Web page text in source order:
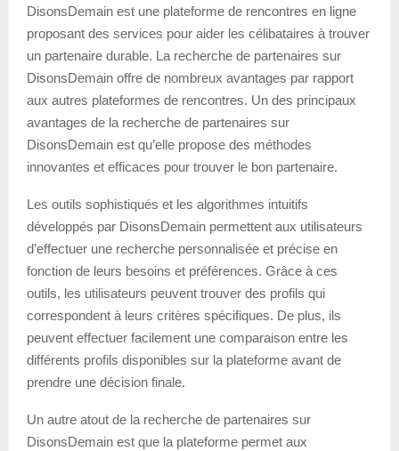
DisonsDemain est une plateforme de rencontres en ligne
proposant des services pour aider les célibataires à trouver
un partenaire durable. La recherche de partenaires sur
DisonsDemain offre de nombreux avantages par rapport
aux autres plateformes de rencontres. Un des principaux
avantages de la recherche de partenaires sur
DisonsDemain est qu’elle propose des méthodes
innovantes et efficaces pour trouver le bon partenaire.
Les outils sophistiqués et les algorithmes intuitifs
développés par DisonsDemain permettent aux utilisateurs
d’effectuer une recherche personnalisée et précise en
fonction de leurs besoins et préférences. Grâce à ces
outils, les utilisateurs peuvent trouver des profils qui
correspondent à leurs critères spécifiques. De plus, ils
peuvent effectuer facilement une comparaison entre les
différents profils disponibles sur la plateforme avant de
prendre une décision finale.
Un autre atout de la recherche de partenaires sur
DisonsDemain est que la plateforme permet aux